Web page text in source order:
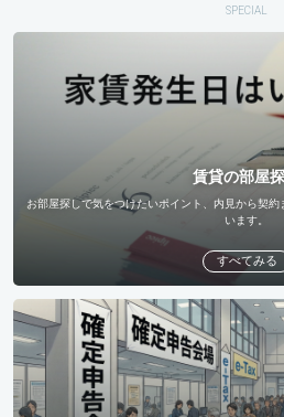
SPECIAL
賃貸の部屋
お部屋探しで気をつけたいポイント、内見から契
います。
すべてみる